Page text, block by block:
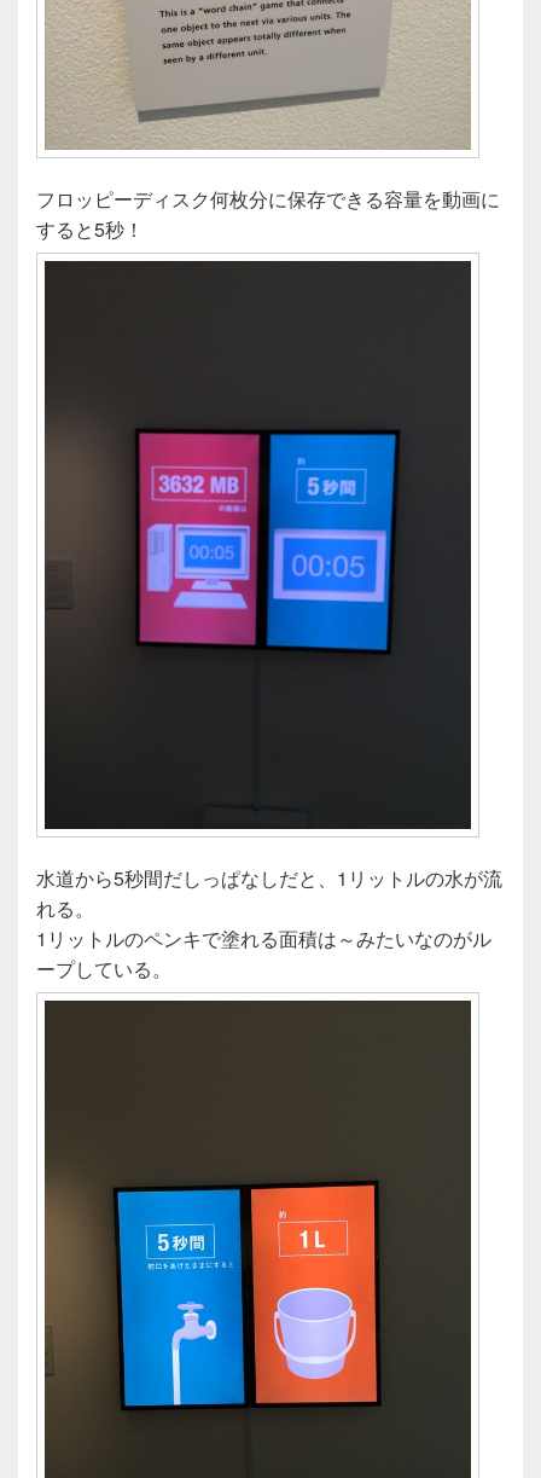
フロッピーディスク何枚分に保存できる容量を動画に
すると5秒！
水道から5秒間だしっぱなしだと、1リットルの水が流
れる。
1リットルのペンキで塗れる面積は～みたいなのがル
ープしている。